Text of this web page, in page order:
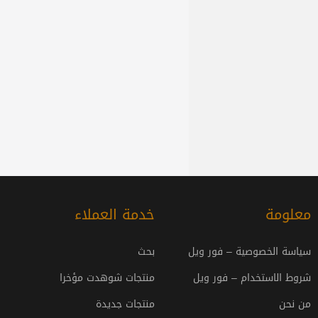
معلومة
سياسة الخصوصية – فور ويل
شروط الاستخدام – فور ويل
من نحن
خدمة العملاء
بحث
منتجات شوهدت مؤخرا
منتجات جديدة